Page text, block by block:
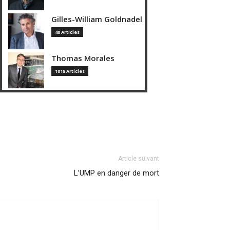
Gilles-William Goldnadel
40 Articles
Thomas Morales
1018 Articles
Article suivant
L’UMP en danger de mort